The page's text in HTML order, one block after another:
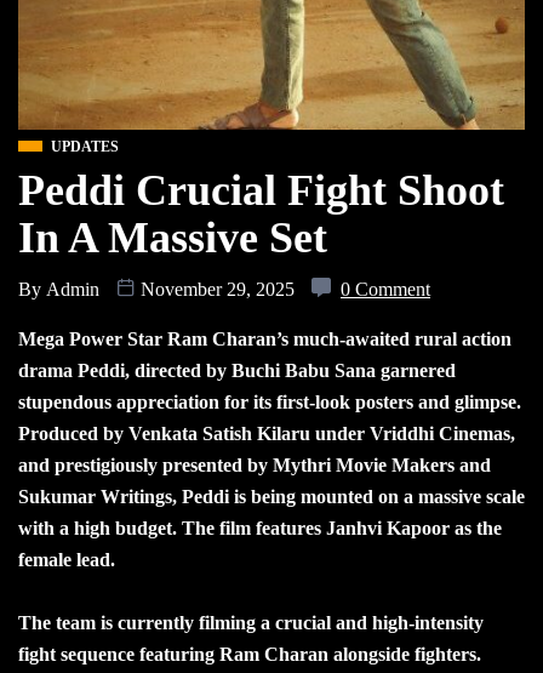
UPDATES
Peddi Crucial Fight Shoot
In A Massive Set
By Admin November 29, 2025 0 Comment
Mega Power Star Ram Charan’s much-awaited rural action
drama Peddi, directed by Buchi Babu Sana garnered
stupendous appreciation for its first-look posters and glimpse.
Produced by Venkata Satish Kilaru under Vriddhi Cinemas,
and prestigiously presented by Mythri Movie Makers and
Sukumar Writings, Peddi is being mounted on a massive scale
with a high budget. The film features Janhvi Kapoor as the
female lead.
The team is currently filming a crucial and high-intensity
fight sequence featuring Ram Charan alongside fighters.